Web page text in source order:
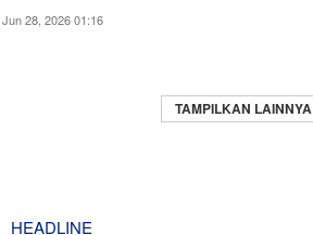
Jun 28, 2026 01:16
TAMPILKAN LAINNYA
HEADLINE